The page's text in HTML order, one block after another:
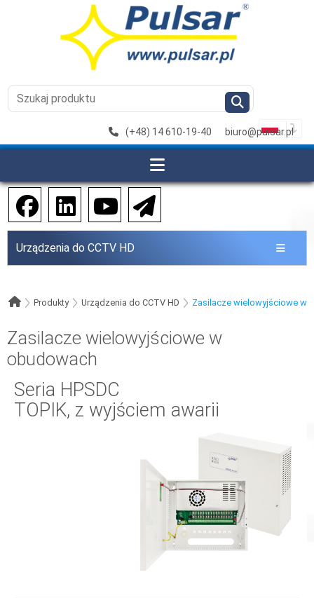
(+48) 14 610-19-40 biuro@pulsar.pl
Urządzenia do CCTV HD
Produkty Urządzenia do CCTV HD Zasilacze wielowyjściowe w
Zasilacze wielowyjściowe w
obudowach
Seria HPSDC
TOPIK, z wyjściem awarii